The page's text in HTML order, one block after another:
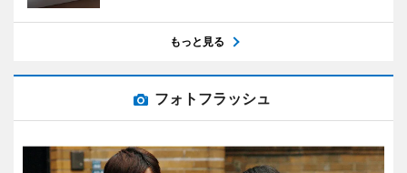
もっと見る
フォトフラッシュ